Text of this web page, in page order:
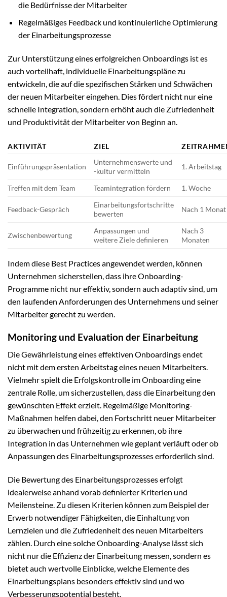
die Bedürfnisse der Mitarbeiter
Regelmäßiges Feedback und kontinuierliche Optimierung
der Einarbeitungsprozesse
Zur Unterstützung eines erfolgreichen Onboardings ist es
auch vorteilhaft, individuelle Einarbeitungspläne zu
entwickeln, die auf die spezifischen Stärken und Schwächen
der neuen Mitarbeiter eingehen. Dies fördert nicht nur eine
schnelle Integration, sondern erhöht auch die Zufriedenheit
und Produktivität der Mitarbeiter von Beginn an.
AKTIVITÄT ZIEL
Einführungspräsentation
Unternehmenswerte und
-kultur vermitteln
1. Arbeitstag
Treffen mit dem Team Teamintegration fördern 1. Woche
Feedback-Gespräch
Einarbeitungsfortschritte
bewerten
Nach 1 Monat
Zwischenbewertung
Anpassungen und
weitere Ziele definieren
Nach 3
Monaten
Indem diese Best Practices angewendet werden, können
Unternehmen sicherstellen, dass ihre Onboarding-
Programme nicht nur effektiv, sondern auch adaptiv sind, um
den laufenden Anforderungen des Unternehmens und seiner
Mitarbeiter gerecht zu werden.
Monitoring und Evaluation der Einarbeitung
Die Gewährleistung eines effektiven Onboardings endet
nicht mit dem ersten Arbeitstag eines neuen Mitarbeiters.
Vielmehr spielt die Erfolgskontrolle im Onboarding eine
zentrale Rolle, um sicherzustellen, dass die Einarbeitung den
gewünschten Effekt erzielt. Regelmäßige Monitoring-
Maßnahmen helfen dabei, den Fortschritt neuer Mitarbeiter
zu überwachen und frühzeitig zu erkennen, ob ihre
Integration in das Unternehmen wie geplant verläuft oder ob
Anpassungen des Einarbeitungsprozesses erforderlich sind.
Die Bewertung des Einarbeitungsprozesses erfolgt
idealerweise anhand vorab definierter Kriterien und
Meilensteine. Zu diesen Kriterien können zum Beispiel der
Erwerb notwendiger Fähigkeiten, die Einhaltung von
Lernzielen und die Zufriedenheit des neuen Mitarbeiters
zählen. Durch eine solche Onboarding-Analyse lässt sich
nicht nur die Effizienz der Einarbeitung messen, sondern es
bietet auch wertvolle Einblicke, welche Elemente des
Einarbeitungsplans besonders effektiv sind und wo
Verbesserungspotential besteht.